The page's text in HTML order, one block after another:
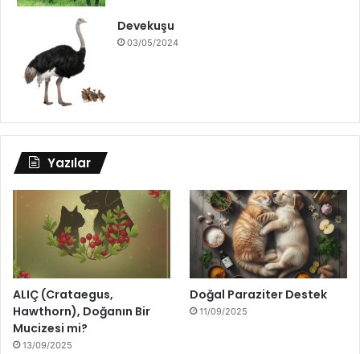
Devekuşu
03/05/2024
Yazılar
ALIÇ (Crataegus,
Hawthorn), Doğanın Bir
Mucizesi mi?
13/09/2025
Doğal Paraziter Destek
11/09/2025